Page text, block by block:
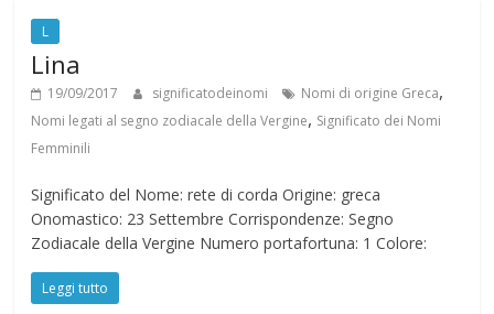
L
Lina
19/09/2017 significatodeinomi Nomi di origine Greca,
Nomi legati al segno zodiacale della Vergine, Significato dei Nomi
Femminili
Significato del Nome: rete di corda Origine: greca
Onomastico: 23 Settembre Corrispondenze: Segno
Zodiacale della Vergine Numero portafortuna: 1 Colore:
Leggi tutto